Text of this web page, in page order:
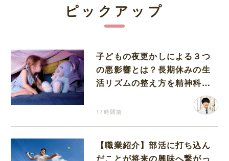
ピックアップ
子どもの夜更かしによる３つ
の悪影響とは？長期休みの生
活リズムの整え方を精神科医
17時間前
【職業紹介】部活に打ち込ん
だことが将来の興味へ繋がっ